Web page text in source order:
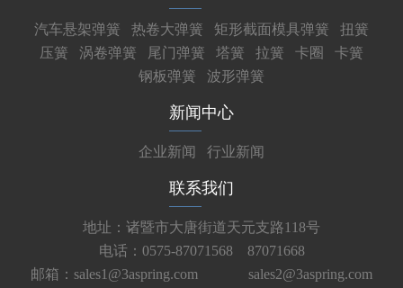
汽车悬架弹簧 热卷大弹簧 矩形截面模具弹簧
扭簧
压簧
涡卷弹簧 尾门弹簧 塔簧 拉簧 卡圈
卡簧
钢板弹簧
波形弹簧
新闻中心
企业新闻 行业新闻
联系我们
地址：诸暨市大唐街道天元支路118号
电话：0575-87071568 87071668
邮箱：sales1@3aspring.com
sales2@3aspring.com